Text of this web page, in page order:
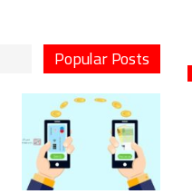
Popular Posts